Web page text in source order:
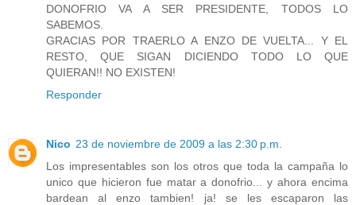
DONOFRIO VA A SER PRESIDENTE, TODOS LO
SABEMOS.
GRACIAS POR TRAERLO A ENZO DE VUELTA... Y EL
RESTO, QUE SIGAN DICIENDO TODO LO QUE
QUIERAN!! NO EXISTEN!
Responder
Nico 23 de noviembre de 2009 a las 2:30 p.m.
Los impresentables son los otros que toda la campaña lo
unico que hicieron fue matar a donofrio... y ahora encima
bardean al enzo tambien! ja! se les escaparon las